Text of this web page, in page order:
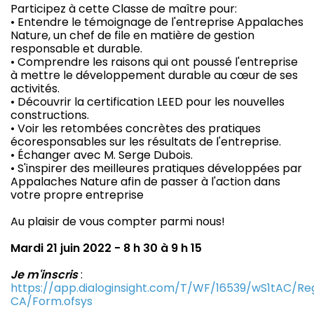
Participez à cette Classe de maître pour:
• Entendre le témoignage de l'entreprise Appalaches
Nature, un chef de file en matière de gestion
responsable et durable.
• Comprendre les raisons qui ont poussé l'entreprise
à mettre le développement durable au cœur de ses
activités.
• Découvrir la certification LEED pour les nouvelles
constructions.
• Voir les retombées concrètes des pratiques
écoresponsables sur les résultats de l'entreprise.
• Échanger avec M. Serge Dubois.
• S'inspirer des meilleures pratiques développées par
Appalaches Nature afin de passer à l'action dans
votre propre entreprise
Au plaisir de vous compter parmi nous!
Mardi 21 juin 2022 - 8 h 30 à 9 h 15
Je m'inscris:
https://app.dialoginsight.com/T/WF/16539/wS1tAC/
CA/Form.ofsys